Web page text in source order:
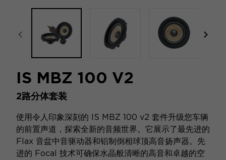
focal-naim-frontent::misc.prev_label
IS MBZ 100 V2
2路分体套装
使用令人印象深刻的 IS MBZ 100 v2 套件升级您车辆
的前置声道，探索全新的音频世界。它展示了最先进的
Flax 音盆中音驱动器和铝制倒相球顶高音扬声器。先
进的 Focal 技术可确保水晶般清晰的高音和卓越的空